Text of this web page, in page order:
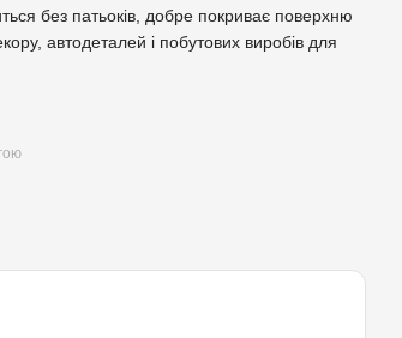
без патьоків, добре покриває поверхню
автодеталей і побутових виробів для